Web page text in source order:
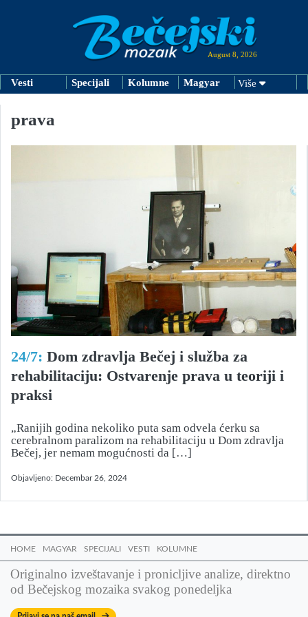
August 8, 2026
Vesti Specijali Kolumne Magyar Više
prava
24/7: Dom zdravlja Bečej i služba za
rehabilitaciju: Ostvarenje prava u teoriji i
praksi
„Ranijih godina nekoliko puta sam odvela ćerku sa
cerebralnom paralizom na rehabilitaciju u Dom zdravlja
Bečej, jer nemam mogućnosti da […]
Objavljeno: Decembar 26, 2024
HOME MAGYAR SPECIJALI VESTI KOLUMNE
Originalno izveštavanje i pronicljive analize, direktno
od Bečejskog mozaika svakog ponedeljka